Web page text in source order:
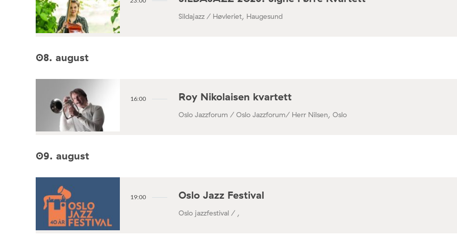
Sildajazz / Høvleriet, Haugesund
08. august
16:00 Roy Nikolaisen kvartett
Oslo Jazzforum / Oslo Jazzforum/ Herr Nilsen, Oslo
09. august
19:00 Oslo Jazz Festival
Oslo jazzfestival / ,